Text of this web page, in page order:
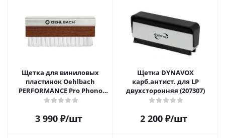
Щетка для виниловых
пластинок Oehlbach
PERFORMANCE Pro Phono
Brush, Record Brush,
3 990₽/шт
Щетка DYNAVOX
карб.антист. для LP
двухсторонняя (207307)
2 200₽/шт